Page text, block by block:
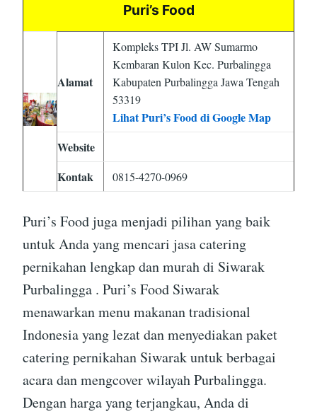
Puri’s Food
Alamat
Kompleks TPI Jl. AW Sumarmo
Kembaran Kulon Kec. Purbalingga
Kabupaten Purbalingga Jawa Tengah
53319
Lihat Puri’s Food di Google Map
Website
Kontak
0815-4270-0969
Puri’s Food juga menjadi pilihan yang baik
untuk Anda yang mencari jasa catering
pernikahan lengkap dan murah di Siwarak
Purbalingga . Puri’s Food Siwarak
menawarkan menu makanan tradisional
Indonesia yang lezat dan menyediakan paket
catering pernikahan Siwarak untuk berbagai
acara dan mengcover wilayah Purbalingga.
Dengan harga yang terjangkau, Anda di